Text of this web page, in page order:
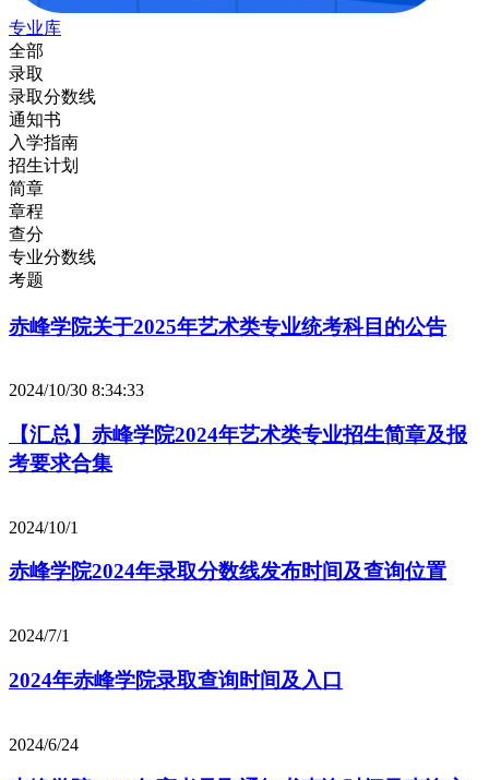
专业库
全部
录取
录取分数线
通知书
入学指南
招生计划
简章
章程
查分
专业分数线
考题
赤峰学院关于2025年艺术类专业统考科目的公告
2024/10/30 8:34:33
【汇总】赤峰学院2024年艺术类专业招生简章及报
考要求合集
2024/10/1
赤峰学院2024年录取分数线发布时间及查询位置
2024/7/1
2024年赤峰学院录取查询时间及入口
2024/6/24